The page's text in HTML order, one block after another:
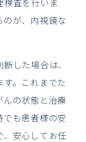
検査を行いま
が、内視鏡な
した場合は、
。これまでた
んの状態と治療
でも患者様の安
、安心してお任